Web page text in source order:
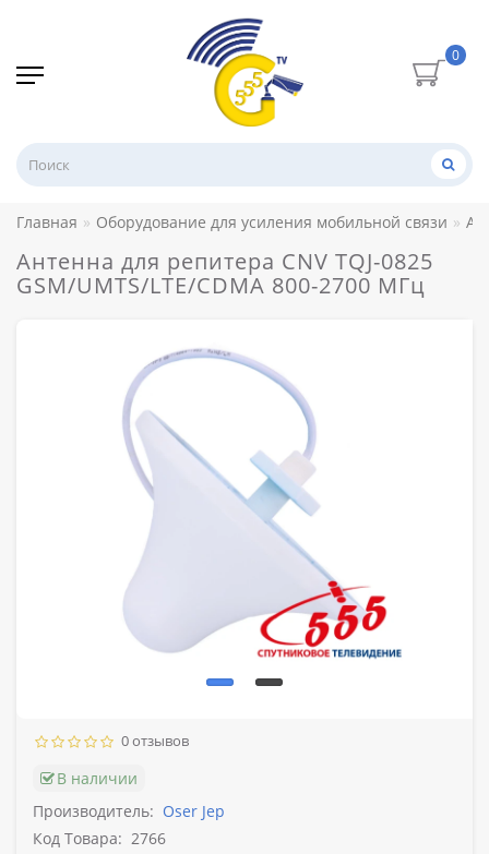
0
Главная Оборудование для усиления мобильной связи
Антенна для репитера CNV TQJ-0825
GSM/UMTS/LTE/CDMA 800-2700 МГц
0 отзывов
В наличии
Производитель: Oser Jep
Код Товара: 2766